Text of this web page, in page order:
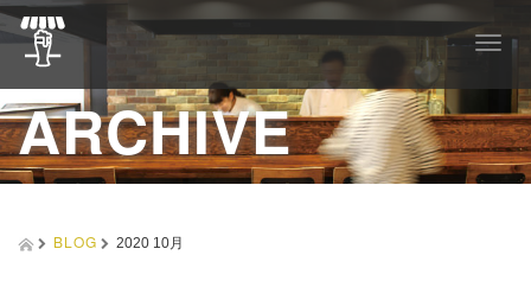
T
g
g
l
e
n
ARCHIVE
BLOG 2020 10月